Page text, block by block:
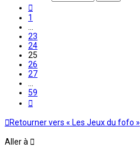
1
23
24
25
26
27
59
Retourner vers « Les Jeux du fofo »
Aller à